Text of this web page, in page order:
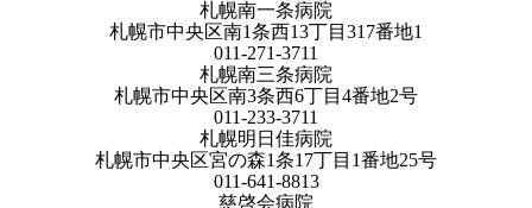
札幌南一条病院
札幌市中央区南1条西13丁目317番地1
011-271-3711
札幌南三条病院
札幌市中央区南3条西6丁目4番地2号
011-233-3711
札幌明日佳病院
札幌市中央区宮の森1条17丁目1番地25号
011-641-8813
慈啓会病院